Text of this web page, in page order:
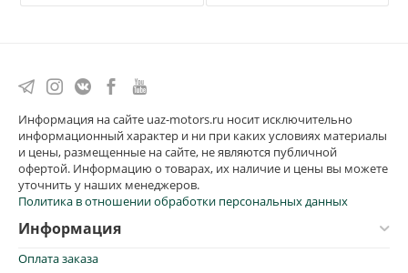
Информация на сайте uaz-motors.ru носит исключительно
информационный характер и ни при каких условиях материалы
и цены, размещенные на сайте, не являются публичной
офертой. Информацию о товарах, их наличие и цены вы можете
уточнить у наших менеджеров.
Политика в отношении обработки персональных данных
Информация
Оплата заказа